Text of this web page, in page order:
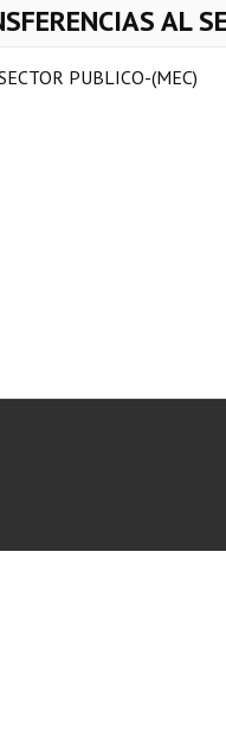
AL
PUBLICO-(MEC)